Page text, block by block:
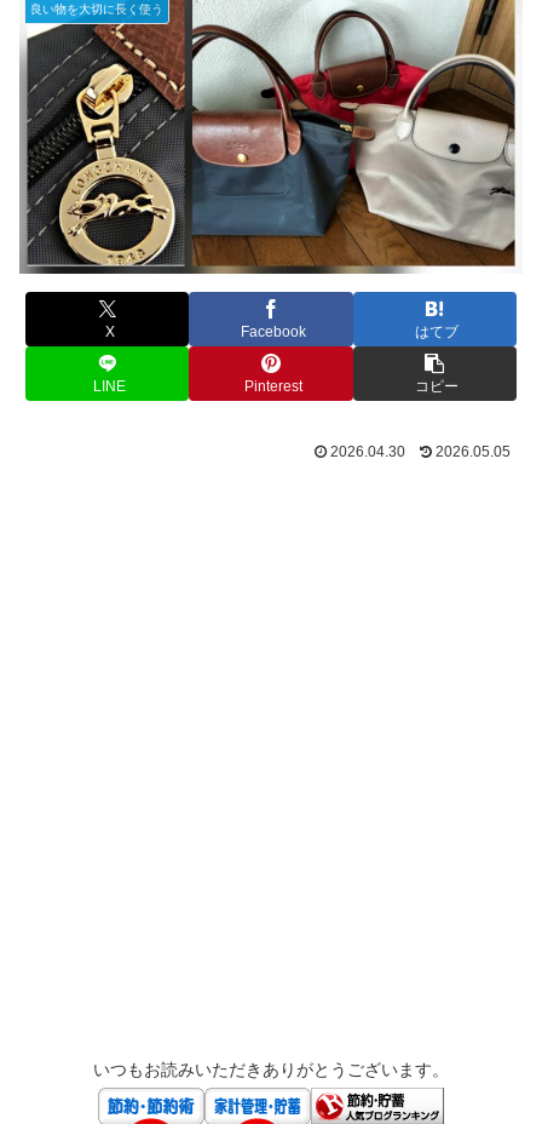
良い物を大切に長く使う
X Facebook はてブ
LINE Pinterest コピー
2026.04.30 2026.05.05
いつもお読みいただきありがとうございます。